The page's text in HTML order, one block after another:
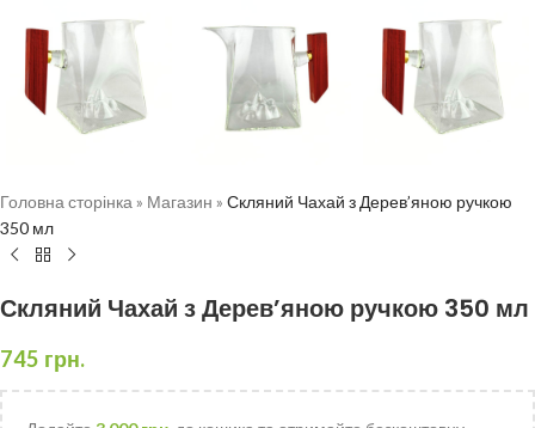
Головна сторінка » Магазин » Скляний Чахай з Дерев’яною ручкою
350 мл
Скляний Чахай з Дерев’яною ручкою 350 мл
745 грн.